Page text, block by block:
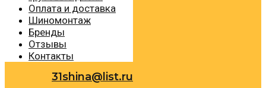
Оплата и доставка
Шиномонтаж
Бренды
Отзывы
Контакты
31shina@list.ru